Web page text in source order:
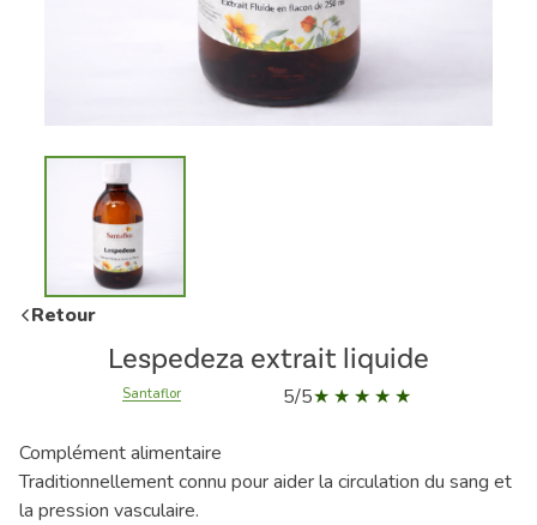
Retour
Lespedeza extrait liquide
Santaflor 5/5
Complément alimentaire
Traditionnellement connu pour aider la circulation du sang et
la pression vasculaire.